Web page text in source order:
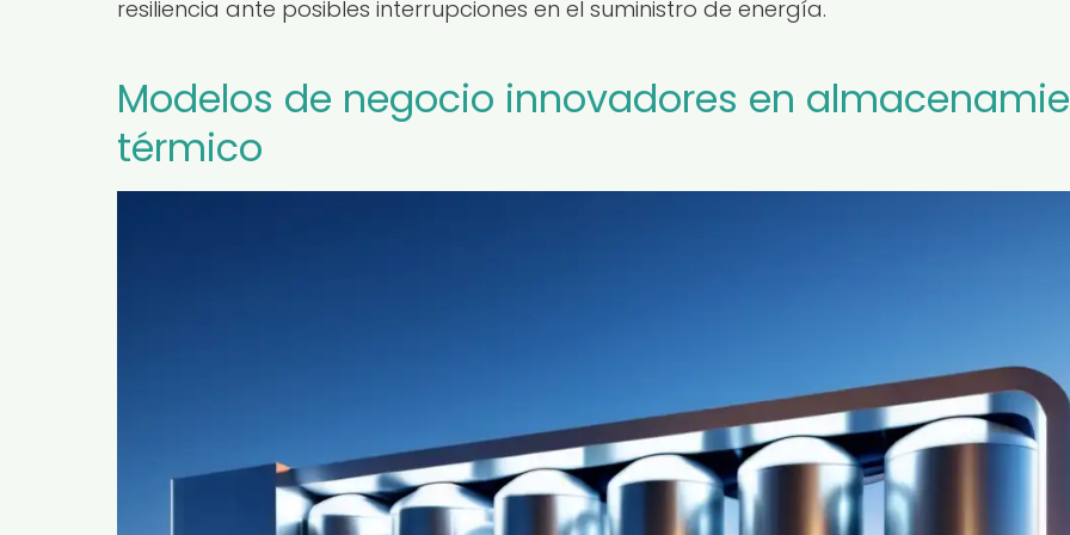
resiliencia ante posibles interrupciones en el suministro de energía.
Modelos de negocio innovadores en
térmico